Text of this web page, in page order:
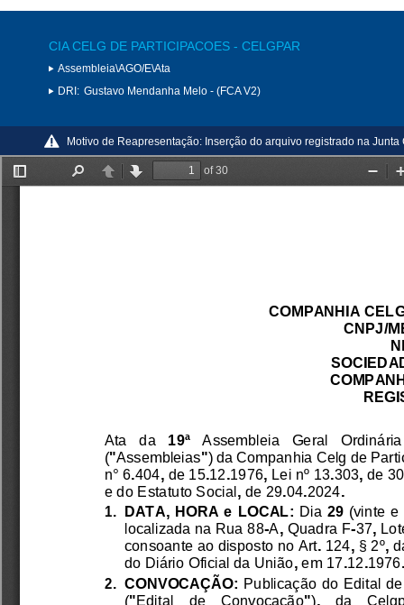
CIA CELG DE PARTICIPACOES - CELGPAR
Assembleia\AGO/E\Ata
DRI: Gustavo Mendanha Melo - (FCA V2)
Motivo de Reapresentação: Inserção do arquivo registrado na